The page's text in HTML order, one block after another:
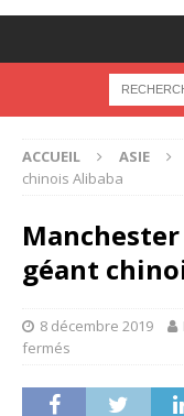
ACCUEIL ASIE
chinois Alibaba
géant
8 décembre 2019
fermés